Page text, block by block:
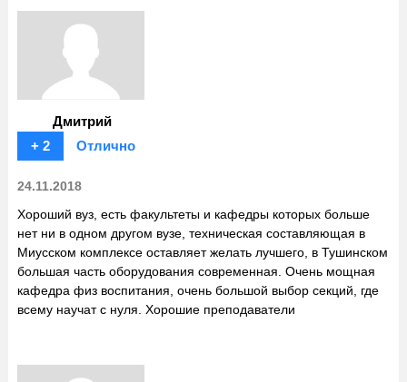
Дмитрий
+ 2
Отлично
24.11.2018
Хороший вуз, есть факультеты и кафедры которых больше
нет ни в одном другом вузе, техническая составляющая в
Миусском комплексе оставляет желать лучшего, в Тушинском
большая часть оборудования современная. Очень мощная
кафедра физ воспитания, очень большой выбор секций, где
всему научат с нуля. Хорошие преподаватели